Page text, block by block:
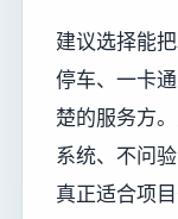
建议选择能
停车、一卡
楚的服务方
系统、不问
真正适合项